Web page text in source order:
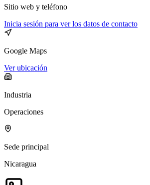
Sitio web y teléfono
Inicia sesión para ver los datos de contacto
Google Maps
Ver ubicación
Industria
Operaciones
Sede principal
Nicaragua